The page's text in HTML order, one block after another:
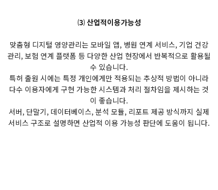
⑶ 산업적이용가능성
맞춤형 디지털 영양관리는 모바일 앱, 병원 연계 서비스, 기업 건강
관리, 보험 연계 플랫폼 등 다양한 산업 현장에서 반복적으로 활용될
수 있습니다.
특허 출원 시에는 특정 개인에게만 적용되는 추상적 방법이 아니라
다수 이용자에게 구현 가능한 시스템과 처리 절차임을 제시하는 것
이 좋습니다.
서버, 단말기, 데이터베이스, 분석 모듈, 리포트 제공 방식까지 실제
서비스 구조로 설명하면 산업적 이용 가능성 판단에 도움이 됩니다.